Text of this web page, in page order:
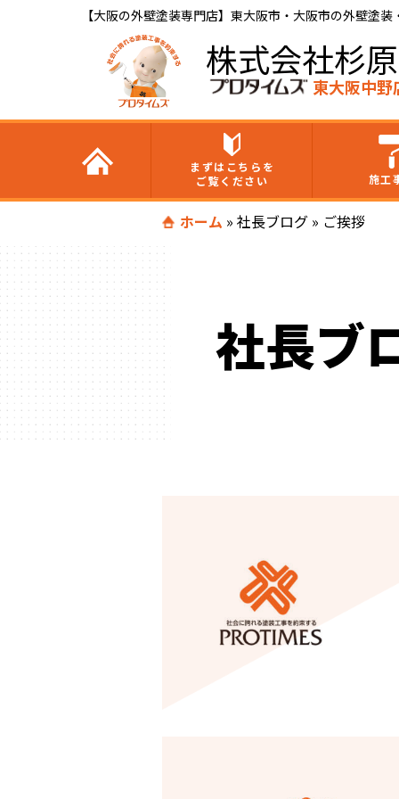
【大阪の外壁塗装専門店】東大阪市・大阪市の外壁塗
株式会社杉
東大阪中野
まずはこちらを
ご覧ください
施工
ホーム » 社長ブログ » ご挨拶
社長ブ